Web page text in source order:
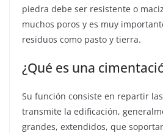
piedra debe ser resistente o
muchos poros y es muy
residuos como pasto y tierra.
¿Qué es una
Su función consiste en repartir
transmite la edificación,
grandes, extendidos, que